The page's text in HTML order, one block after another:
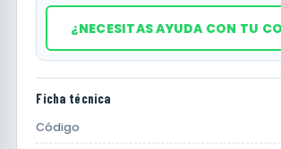
¿NECESITAS AYUDA CON TU
Ficha técnica
Código